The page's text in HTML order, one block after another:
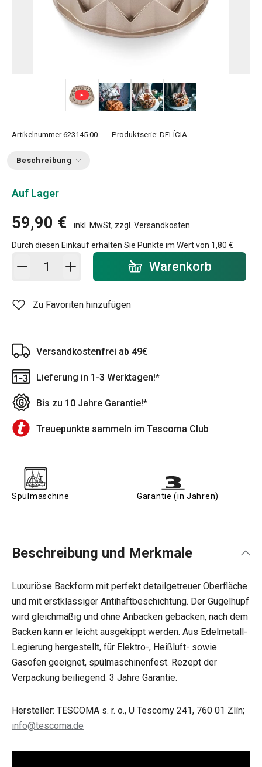
Artikelnummer 623145.00 Produktserie: DELÍCIA
Beschreibung
Auf Lager
59,90 € inkl. MwSt, zzgl. Versandkosten
Durch diesen Einkauf erhalten Sie Punkte im Wert von 1,80 €
In den Warenkorb - Menge Warenkorb
Zu Favoriten hinzufügen
Versandkostenfrei ab 49€
Lieferung in 1-3 Werktagen!*
Bis zu 10 Jahre Garantie!*
Treuepunkte sammeln im Tescoma Club
Spülmaschine Garantie (in Jahren)
Beschreibung und Merkmale
Luxuriöse Backform mit perfekt detailgetreuer Oberfläche
und mit erstklassiger Antihaftbeschichtung. Der Gugelhupf
wird gleichmäßig und ohne Anbacken gebacken, nach dem
Backen kann er leicht ausgekippt werden. Aus Edelmetall-
Legierung hergestellt, für Elektro-, Heißluft- sowie
Gasofen geeignet, spülmaschinenfest. Rezept der
Verpackung beiliegend. 3 Jahre Garantie.
Hersteller: TESCOMA s. r. o., U Tescomy 241, 760 01 Zlín;
info@tescoma.de